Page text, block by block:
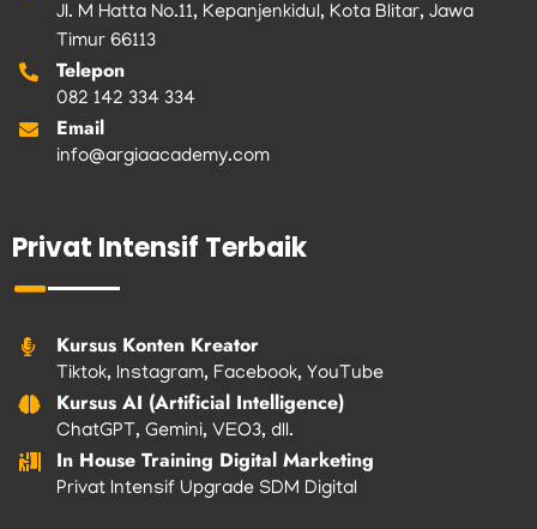
Jl. M Hatta No.11, Kepanjenkidul, Kota Blitar, Jawa
Timur 66113
Telepon
082 142 334 334
Email
info@argiaacademy.com
Privat Intensif Terbaik
Kursus Konten Kreator
Tiktok, Instagram, Facebook, YouTube
Kursus AI (Artificial Intelligence)
ChatGPT, Gemini, VEO3, dll.
In House Training Digital Marketing
Privat Intensif Upgrade SDM Digital